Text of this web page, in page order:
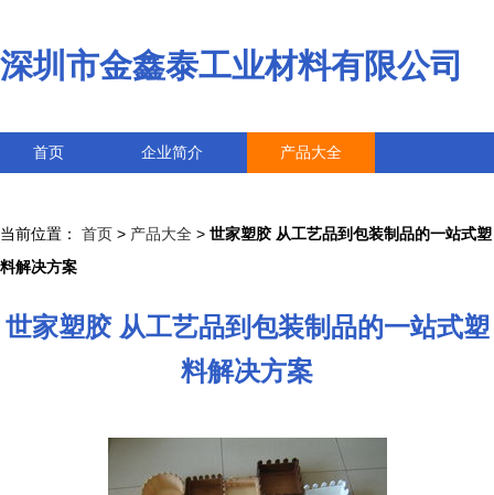
深圳市金鑫泰工业材料有限公司
首页 企业简介 产品大全
当前位置： 首页 > 产品大全 > 世家塑胶 从工艺品到包装制品的一站式塑
料解决方案
世家塑胶 从工艺品到包装制品的一站式塑
料解决方案